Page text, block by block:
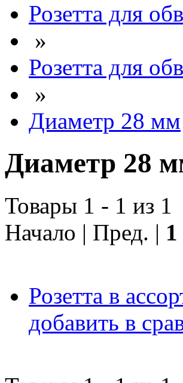
Розетта для
»
Розетта для
»
Диаметр 28 мм
Диаметр 28
Товары 1 - 1 из 1
Начало | Пред. | 1
Розетта в
добавить в